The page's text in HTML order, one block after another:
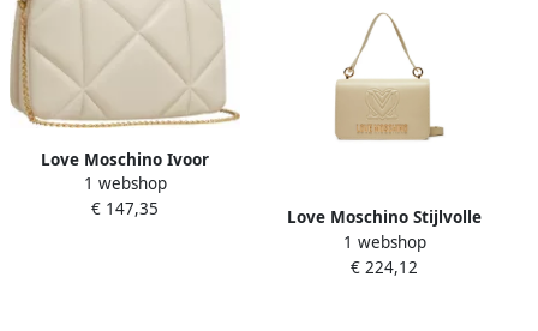
Love Moschino Ivoor
Schoudertas voor Vrouwen
Beige Dames
1 webshop
€ 147,35
Love Moschino Stijlvolle
Schoudertas Groot Beige
Dames
1 webshop
€ 224,12